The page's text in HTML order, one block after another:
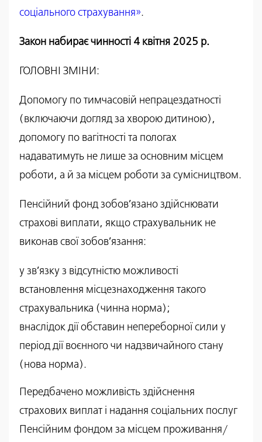
соціального страхування».
Закон набирає чинності 4 квітня 2025 р.
ГОЛОВНІ ЗМІНИ:
Допомогу по тимчасовій непрацездатності
(включаючи догляд за хворою дитиною),
допомогу по вагітності та пологах
надаватимуть не лише за основним місцем
роботи, а й за місцем роботи за сумісництвом.
Пенсійний фонд зобов’язано здійснювати
страхові виплати, якщо страхувальник не
виконав свої зобов’язання:
у зв’язку з відсутністю можливості
встановлення місцезнаходження такого
страхувальника (чинна норма);
внаслідок дії обставин непереборної сили у
період дії воєнного чи надзвичайного стану
(нова норма).
Передбачено можливість здійснення
страхових виплат і надання соціальних послуг
Пенсійним фондом за місцем проживання/